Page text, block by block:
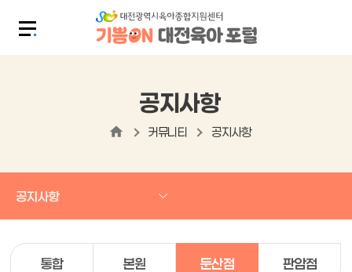
공지사항
커뮤니티 공지사항
공지사항
통합 본원 둔산점 판암점